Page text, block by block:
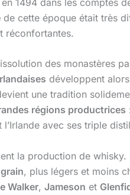
de cette époque était très
réconfortantes.
des monastères
développent
une tradition
régions productrices
avec ses triple
la production de whisky.
, plus légers et moins
Walker, Jameson et